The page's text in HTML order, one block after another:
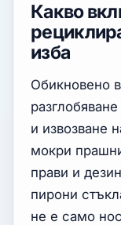
Какво
изба
Обикновено
и извозване
мокри
прави и
пирони
не е само